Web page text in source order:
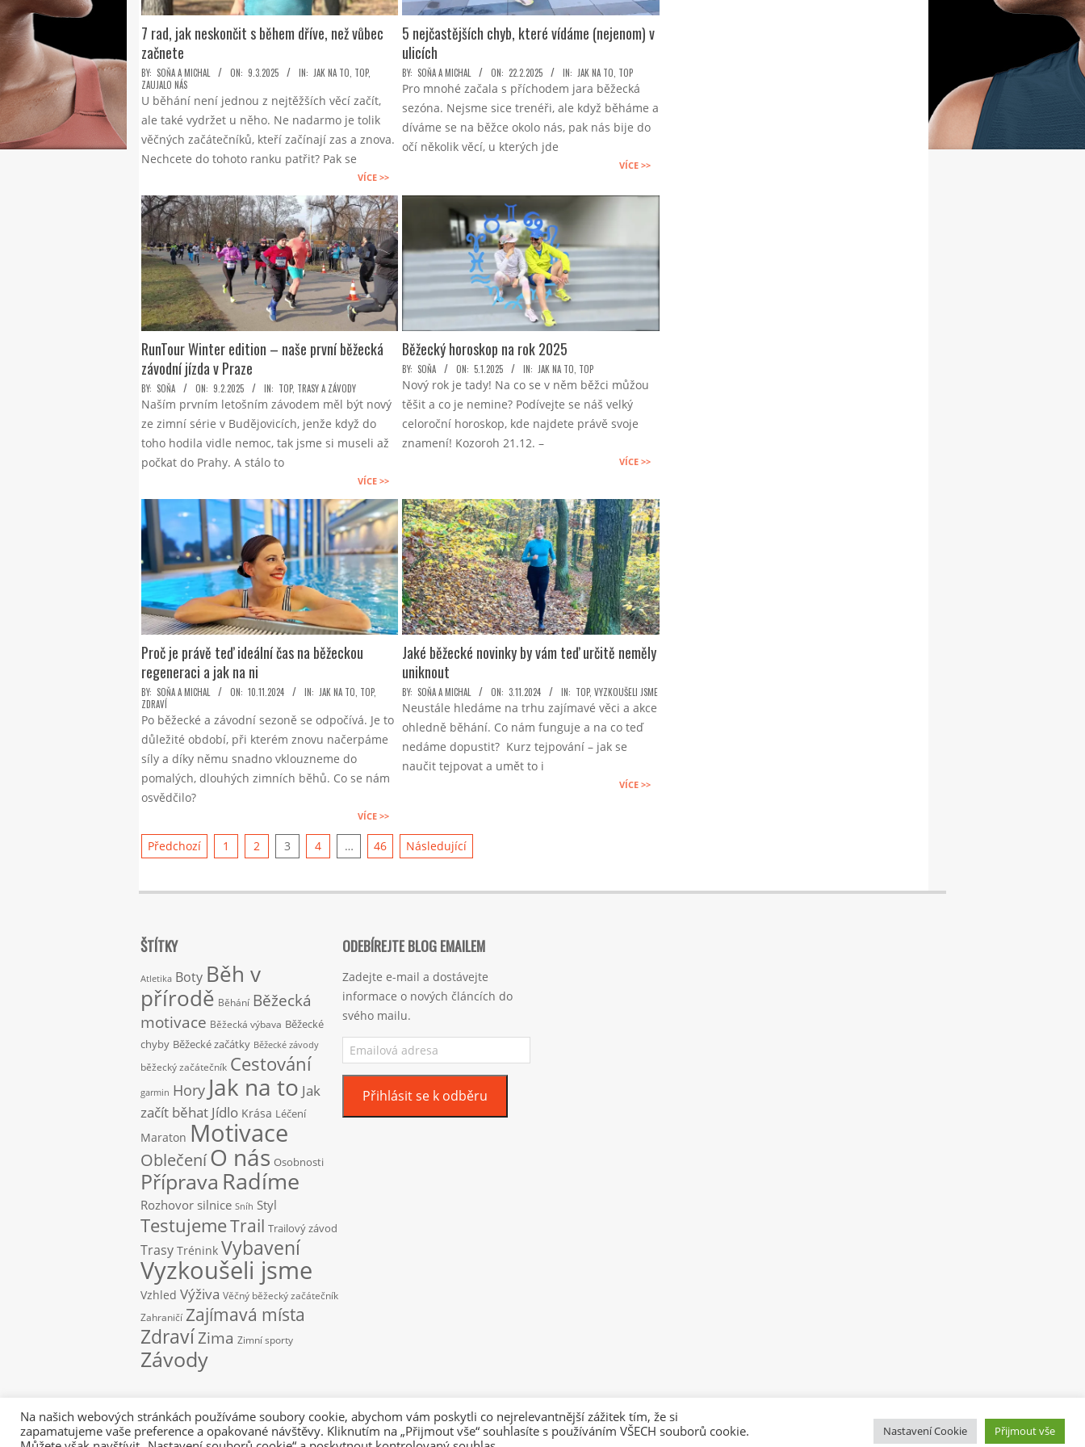
7 rad, jak neskončit s během dříve, než vůbec
začnete
2025-
03-
09
BY: SOŇA A MICHAL ON: 9.3.2025 IN: JAK NA TO, TOP,
ZAUJALO NÁS
U běhání není jednou z nejtěžších věcí začít,
ale také vydržet u něho. Ne nadarmo je tolik
věčných začátečníků, kteří začínají zas a znova.
Nechcete do tohoto ranku patřit? Pak se
VÍCE >>
5 nejčastějších chyb, které vídáme (nejenom) v
ulicích
2025-
02-
22
BY: SOŇA A MICHAL ON: 22.2.2025 IN: JAK NA TO, TOP
Pro mnohé začala s příchodem jara běžecká
sezóna. Nejsme sice trenéři, ale když běháme a
díváme se na běžce okolo nás, pak nás bije do
očí několik věcí, u kterých jde
VÍCE >>
RunTour Winter edition – naše první běžecká
závodní jízda v Praze
2025-
02-
09
BY: SOŇA ON: 9.2.2025 IN: TOP, TRASY A ZÁVODY
Naším prvním letošním závodem měl být nový
ze zimní série v Budějovicích, jenže když do
toho hodila vidle nemoc, tak jsme si museli až
počkat do Prahy. A stálo to
VÍCE >>
Běžecký horoskop na rok 2025
2025-
01-
05
BY: SOŇA ON: 5.1.2025 IN: JAK NA TO TOP
Nový rok je tady! Na co se v něm běžci můžou
těšit a co je nemine? Podívejte se náš velký
celoroční horoskop, kde najdete právě svoje
znamení! Kozoroh 21.12. –
VÍCE >>
Proč je právě teď ideální čas na běžeckou
regeneraci a jak na ni
2024-
11-
10
BY: SOŇA A MICHAL ON: 10.11.2024 IN: JAK NA TO TOP,
ZDRAVÍ
Po běžecké a závodní sezoně se odpočívá. Je to
důležité období, při kterém znovu načerpáme
síly a díky němu snadno vklouzneme do
pomalých, dlouhých zimních běhů. Co se nám
osvědčilo?
VÍCE >>
Jaké běžecké novinky by vám teď určitě neměly
uniknout
2024-
11-
03
BY: SOŇA A MICHAL ON: 3.11.2024 IN: TOP,VYZKOUŠELI JSME
Neustále hledáme na trhu zajímavé věci a akce
ohledně běhání. Co nám funguje a na co teď
nedáme dopustit? Kurz tejpování – jak se
naučit tejpovat a umět to i
VÍCE >>
Stránkování
Předchozí 1 2 3 4 … 46 Následující
ŠTÍTKY
Atletika Boty Běh v
přírodě Běhání Běžecká
motivace Běžecká výbava Běžecké
chyby Běžecké začátky Běžecké závody
běžecký začátečník Cestování
garmin Hory Jak na to Jak
začít běhat Jídlo Krása Léčení
Maraton Motivace
OblečeníO nás Osobnosti
Příprava Radíme
Rozhovor silnice Sníh Styl
TestujemeTrail Trailový závod
Trasy Trénink Vybavení
Vyzkoušeli jsme
Vzhled Výživa Věčný běžecký začátečník
Zahraničí Zajímavá místa
ZdravíZima Zimní sporty
Závody
ODEBÍREJTE BLOG EMAILEM
Zadejte e-mail a dostávejte
informace o nových článcích do
svého mailu.
Emailová
adresa
Přihlásit se k odběru
© Running2.cz 2026
Na našich webových stránkách používáme soubory cookie, abychom vám poskytli co nejrelevantnější zážitek tím, že si
zapamatujeme vaše preference a opakované návštěvy. Kliknutím na „Přijmout vše“ souhlasíte s používáním VŠECH souborů cookie.
Nastavení Cookie Přijmout vše